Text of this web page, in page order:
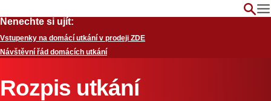
Nenechte si ujít:
Vstupenky na domácí utkání v prodeji ZDE
Návštěvní řád domácích utkání
Rozpis utkání